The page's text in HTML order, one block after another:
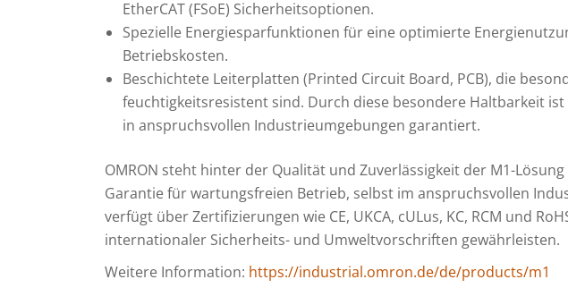
EtherCAT (FSoE) Sicherheitsoptionen.
Spezielle Energiesparfunktionen für eine optimierte
Betriebskosten.
Beschichtete Leiterplatten (Printed Circuit Board, PCB), die
feuchtigkeitsresistent sind. Durch diese besondere Haltbarkeit
in anspruchsvollen Industrieumgebungen garantiert.
OMRON steht hinter der Qualität und Zuverlässigkeit der M1-
Garantie für wartungsfreien Betrieb, selbst im anspruchsvollen
verfügt über Zertifizierungen wie CE, UKCA, cULus, KC, RCM und
internationaler Sicherheits- und Umweltvorschriften gewährleisten.
Weitere Information: https://industrial.omron.de/de/products/m1